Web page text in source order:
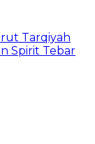
Tarqiyah
Spirit Tebar